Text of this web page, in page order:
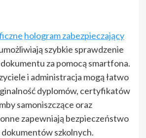
hologram zabezpieczający
szybkie sprawdzenie
za pomocą smartfona.
i administracja mogą łatwo
dyplomów, certyfikatów
samoniszczące oraz
zapewniają bezpieczeństwo
szkolnych.